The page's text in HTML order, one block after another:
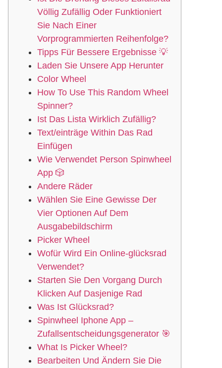
Völlig Zufällig Oder Funktioniert
Sie Nach Einer
Vorprogrammierten Reihenfolge?
Tipps Für Bessere Ergebnisse 💡
Laden Sie Unsere App Herunter
Color Wheel
How To Use This Random Wheel
Spinner?
Ist Das Lista Wirklich Zufällig?
Text/einträge Within Das Rad
Einfügen
Wie Verwendet Person Spinwheel
App 🎲
Andere Räder
Wählen Sie Eine Gewisse Der
Vier Optionen Auf Dem
Ausgabebildschirm
Picker Wheel
Wofür Wird Ein Online-glücksrad
Verwendet?
Starten Sie Den Vorgang Durch
Klicken Auf Dasjenige Rad
Was Ist Glücksrad?
Spinwheel Iphone App –
Zufallsentscheidungsgenerator 🎯
What Is Picker Wheel?
Bearbeiten Und Ändern Sie Die